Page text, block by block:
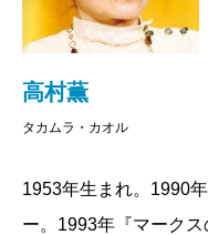
高村薫
タカムラ・カオル
1953年生まれ。1990
ー。1993年『マーク